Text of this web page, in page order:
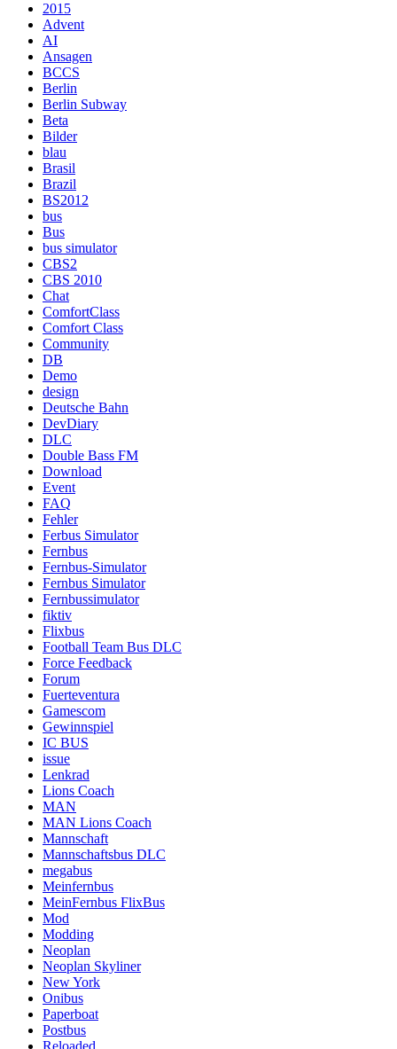
2015
Advent
AI
Ansagen
BCCS
Berlin
Berlin Subway
Beta
Bilder
blau
Brasil
Brazil
BS2012
bus
Bus
bus simulator
CBS2
CBS 2010
Chat
ComfortClass
Comfort Class
Community
DB
Demo
design
Deutsche Bahn
DevDiary
DLC
Double Bass FM
Download
Event
FAQ
Fehler
Ferbus Simulator
Fernbus
Fernbus-Simulator
Fernbus Simulator
Fernbussimulator
fiktiv
Flixbus
Football Team Bus DLC
Force Feedback
Forum
Fuerteventura
Gamescom
Gewinnspiel
IC BUS
issue
Lenkrad
Lions Coach
MAN
MAN Lions Coach
Mannschaft
Mannschaftsbus DLC
megabus
Meinfernbus
MeinFernbus FlixBus
Mod
Modding
Neoplan
Neoplan Skyliner
New York
Onibus
Paperboat
Postbus